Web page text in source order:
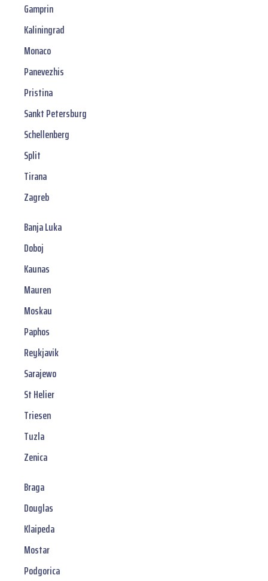
Gamprin
Kaliningrad
Monaco
Panevezhis
Pristina
Sankt Petersburg
Schellenberg
Split
Tirana
Zagreb
Banja Luka
Doboj
Kaunas
Mauren
Moskau
Paphos
Reykjavik
Sarajewo
St Helier
Triesen
Tuzla
Zenica
Braga
Douglas
Klaipeda
Mostar
Podgorica